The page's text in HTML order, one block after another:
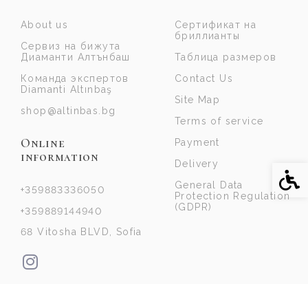
About us
Сервиз на бижута
Диаманти Алтънбаш
Команда экспертов
Diamanti Altınbaş
shop@altinbas.bg
Online
information
+359883336050
+359889144940
68 Vitosha BLVD, Sofia
Сертификат на
бриллианты
Таблица размеров
Contact Us
Site Map
Terms of service
Payment
Delivery
General Data
Protection Regulation
(GDPR)